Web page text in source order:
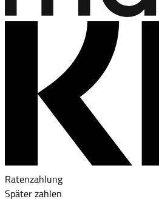
Ratenzahlung
Später zahlen